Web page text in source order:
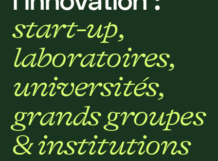
start-up,
laboratoires,
universités,
grandsgroupes
& institutions